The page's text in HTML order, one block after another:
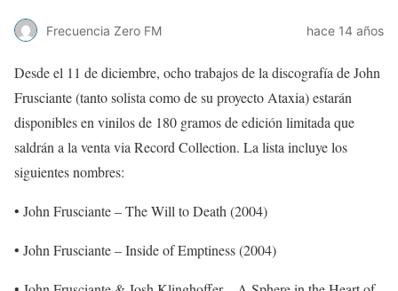
Frecuencia Zero FM hace 14 años
Desde el 11 de diciembre, ocho trabajos de la discografía de John
Frusciante (tanto solista como de su proyecto Ataxia) estarán
disponibles en vinilos de 180 gramos de edición limitada que
saldrán a la venta via Record Collection. La lista incluye los
siguientes nombres:
• John Frusciante – The Will to Death (2004)
• John Frusciante – Inside of Emptiness (2004)